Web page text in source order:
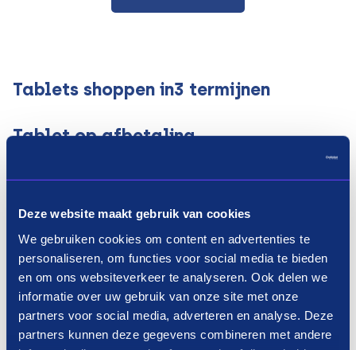
Deze website maakt gebruik van cookies
We gebruiken cookies om content en advertenties te
personaliseren, om functies voor social media te bieden
en om ons websiteverkeer te analyseren. Ook delen we
informatie over uw gebruik van onze site met onze
partners voor social media, adverteren en analyse. Deze
partners kunnen deze gegevens combineren met andere
Tablets shoppen in3 termijnen
Tablet op afbetaling
termijnen. Hoe dit precies werkt? Dat leggen we je
graag uit. Je zoektocht naar een nieuwe tablet
begint bij een van de bovenstaande webwinkels.
Wanneer je een geschikte tablet hebt gevonden,
kies je voor Payin3 bij de betalingsmethode.
Vervolgens doen wij een super snelle